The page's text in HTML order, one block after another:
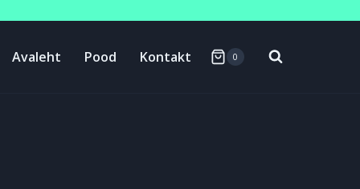
Avaleht Pood Kontakt 0